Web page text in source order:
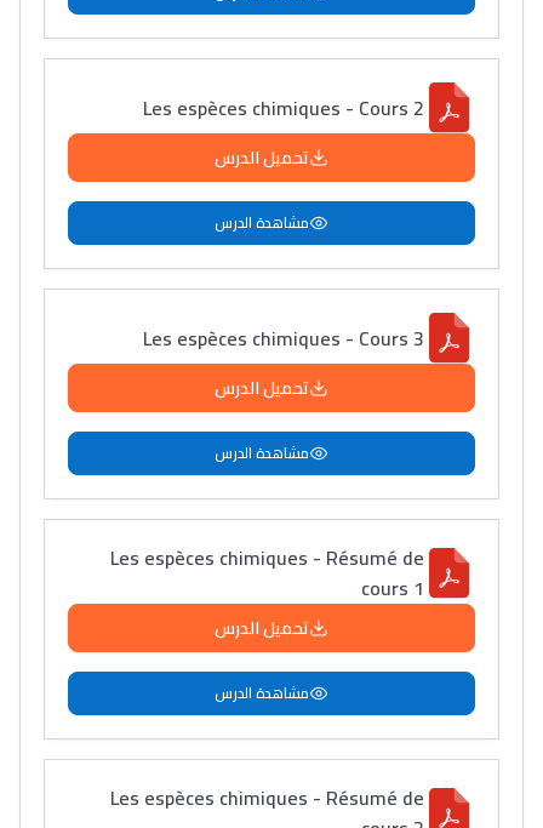
Les espèces chimiques - Cours 2
تحميل الدرس
مشاهدة الدرس
Les espèces chimiques - Cours 3
تحميل الدرس
مشاهدة الدرس
Les espèces chimiques - Résumé de
cours 1
تحميل الدرس
مشاهدة الدرس
Les espèces chimiques - Résumé de